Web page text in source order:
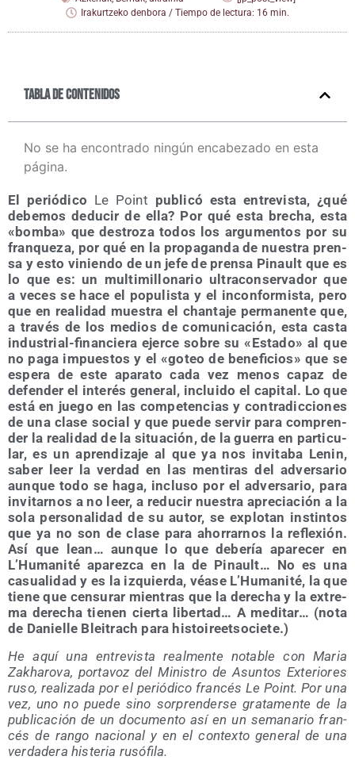
Irakurtzeko denbora / Tiempo de lectura: 16 min.
Tabla de contenidos
No se ha encontrado ningún encabezado en esta
página.
El perió­di­co Le Point publi­có esta entre­vis­ta, ¿qué
debe­mos dedu­cir de ella? Por qué esta bre­cha, esta
«bom­ba» que des­tro­za todos los argu­men­tos por su
fran­que­za, por qué en la pro­pa­gan­da de nues­tra pren­
sa y esto vinien­do de un jefe de pren­sa Pinault que es
lo que es: un mul­ti­mi­llo­na­rio ultra­con­ser­va­dor que
a veces se hace el popu­lis­ta y el incon­for­mis­ta, pero
que en reali­dad mues­tra el chan­ta­je per­ma­nen­te que,
a tra­vés de los medios de comu­ni­ca­ción, esta cas­ta
indus­trial-finan­cie­ra ejer­ce sobre su «Esta­do» al que
no paga impues­tos y el «goteo de bene­fi­cios» que se
espe­ra de este apa­ra­to cada vez menos capaz de
defen­der el inte­rés gene­ral, inclui­do el capi­tal. Lo que
está en jue­go en las com­pe­ten­cias y con­tra­dic­cio­nes
de una cla­se social y que pue­de ser­vir para com­pren­
der la reali­dad de la situa­ción, de la gue­rra en par­ti­cu­
lar, es un apren­di­za­je al que ya nos invi­ta­ba Lenin,
saber leer la ver­dad en las men­ti­ras del adver­sa­rio
aun­que todo se haga, inclu­so por el adver­sa­rio, para
invi­tar­nos a no leer, a redu­cir nues­tra apre­cia­ción a la
sola per­so­na­li­dad de su autor, se explo­tan ins­tin­tos
que ya no son de cla­se para aho­rrar­nos la refle­xión.
Así que lean… aun­que lo que debe­ría apa­re­cer en
L’Hu­ma­ni­té apa­rez­ca en la de Pinault… No es una
casua­li­dad y es la izquier­da, véa­se L’Hu­ma­ni­té, la que
tie­ne que cen­su­rar mien­tras que la dere­cha y la extre­
ma dere­cha tie­nen cier­ta liber­tad… A medi­tar… (nota
de Danie­lle Blei­trach para histoireetsociete.)
He aquí una entre­vis­ta real­men­te nota­ble con Maria
Zakha­ro­va, por­ta­voz del Minis­tro de Asun­tos Exte­rio­res
ruso, rea­li­za­da por el perió­di­co fran­cés Le Point. Por una
vez, uno no pue­de sino sor­pren­der­se gra­ta­men­te de la
publi­ca­ción de un docu­men­to así en un sema­na­rio fran­
cés de ran­go nacio­nal y en el con­tex­to gene­ral de una
ver­da­de­ra his­te­ria rusófila.